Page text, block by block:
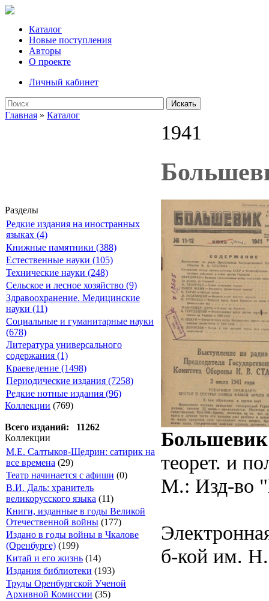
Каталог
Новые поступления
Авторы
О проекте
Личный кабинет
Искать
Главная » Каталог
Разделы
Редкие издания на иностранных
языках (4)
Книжные памятники (388)
Естественные науки (105)
Технические науки (248)
Сельское и лесное хозяйство (9)
Здравоохранение. Медицинские
науки (11)
Социальные и гуманитарные науки
(678)
Литература универсального
содержания (1)
Краеведение (1498)
Периодические издания (7258)
Редкие нотные издания (96)
Коллекции (769)
Всего изданий: 11262
Коллекции
М.Е. Салтыков-Щедрин: сатирик на
все времена (29)
Театр начинается с афиши (0)
В.И. Даль: хранитель
великорусского языка (11)
Книги, изданные в годы Великой
Отечественной войны (177)
Издано в годы войны в Чкалове
(Оренбурге) (199)
Китай и его жизнь (14)
Издания библиотеки (193)
Труды Оренбургской Ученой
Архивной Комиссии (35)
1941
Большевик
теорет. и
М.: Изд-во
б-кой им.